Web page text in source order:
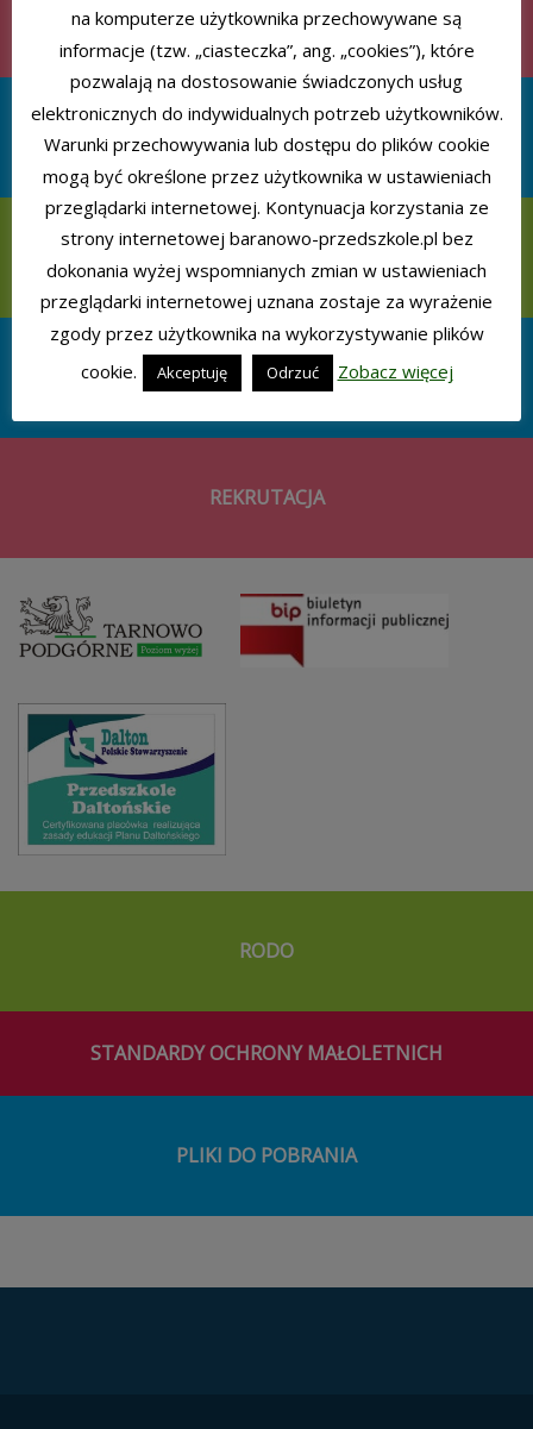
REALIZOWANE PROGRAMY
AKCJE CHARYTATYWNE
POMOC PSYCHOLOGICZNO-PEDAGOGICZNA
JADŁOSPIS
REKRUTACJA
RODO
STANDARDY OCHRONY MAŁOLETNICH
PLIKI DO POBRANIA
na komputerze użytkownika przechowywane są
informacje (tzw. „ciasteczka”, ang. „cookies”), które
pozwalają na dostosowanie świadczonych usług
elektronicznych do indywidualnych potrzeb użytkowników.
Warunki przechowywania lub dostępu do plików cookie
mogą być określone przez użytkownika w ustawieniach
przeglądarki internetowej. Kontynuacja korzystania ze
strony internetowej baranowo-przedszkole.pl bez
dokonania wyżej wspomnianych zmian w ustawieniach
przeglądarki internetowej uznana zostaje za wyrażenie
zgody przez użytkownika na wykorzystywanie plików
cookie.
Akceptuję Odrzuć Zobacz więcej